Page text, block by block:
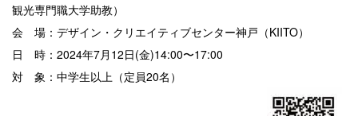
観光専門職大学助教）
会 場：デザイン・クリエイティブセンター神戸（KIITO）
日 時：2024年7月12日(金)14:00〜17:00
対 象：中学生以上（定員20名）